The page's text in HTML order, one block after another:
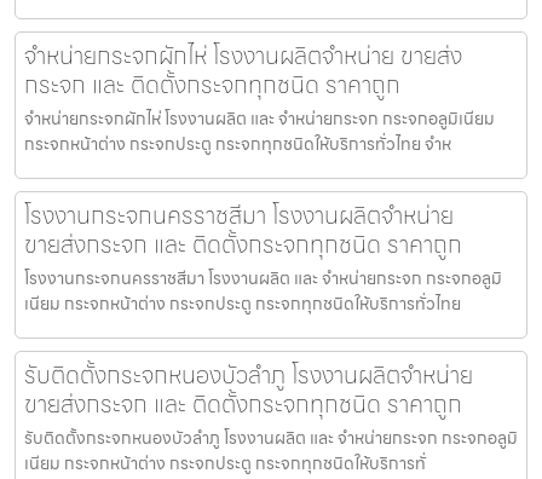
จำหน่ายกระจกผักไห่ โรงงานผลิตจำหน่าย ขายส่ง
กระจก และ ติดตั้งกระจกทุกชนิด ราคาถูก
จำหน่ายกระจกผักไห่ โรงงานผลิต และ จำหน่ายกระจก กระจกอลูมิเนียม
กระจกหน้าต่าง กระจกประตู กระจกทุกชนิดให้บริการทั่วไทย จำห
โรงงานกระจกนครราชสีมา โรงงานผลิตจำหน่าย
ขายส่งกระจก และ ติดตั้งกระจกทุกชนิด ราคาถูก
โรงงานกระจกนครราชสีมา โรงงานผลิต และ จำหน่ายกระจก กระจกอลูมิ
เนียม กระจกหน้าต่าง กระจกประตู กระจกทุกชนิดให้บริการทั่วไทย
รับติดตั้งกระจกหนองบัวลำภู โรงงานผลิตจำหน่าย
ขายส่งกระจก และ ติดตั้งกระจกทุกชนิด ราคาถูก
รับติดตั้งกระจกหนองบัวลำภู โรงงานผลิต และ จำหน่ายกระจก กระจกอลูมิ
เนียม กระจกหน้าต่าง กระจกประตู กระจกทุกชนิดให้บริการทั่